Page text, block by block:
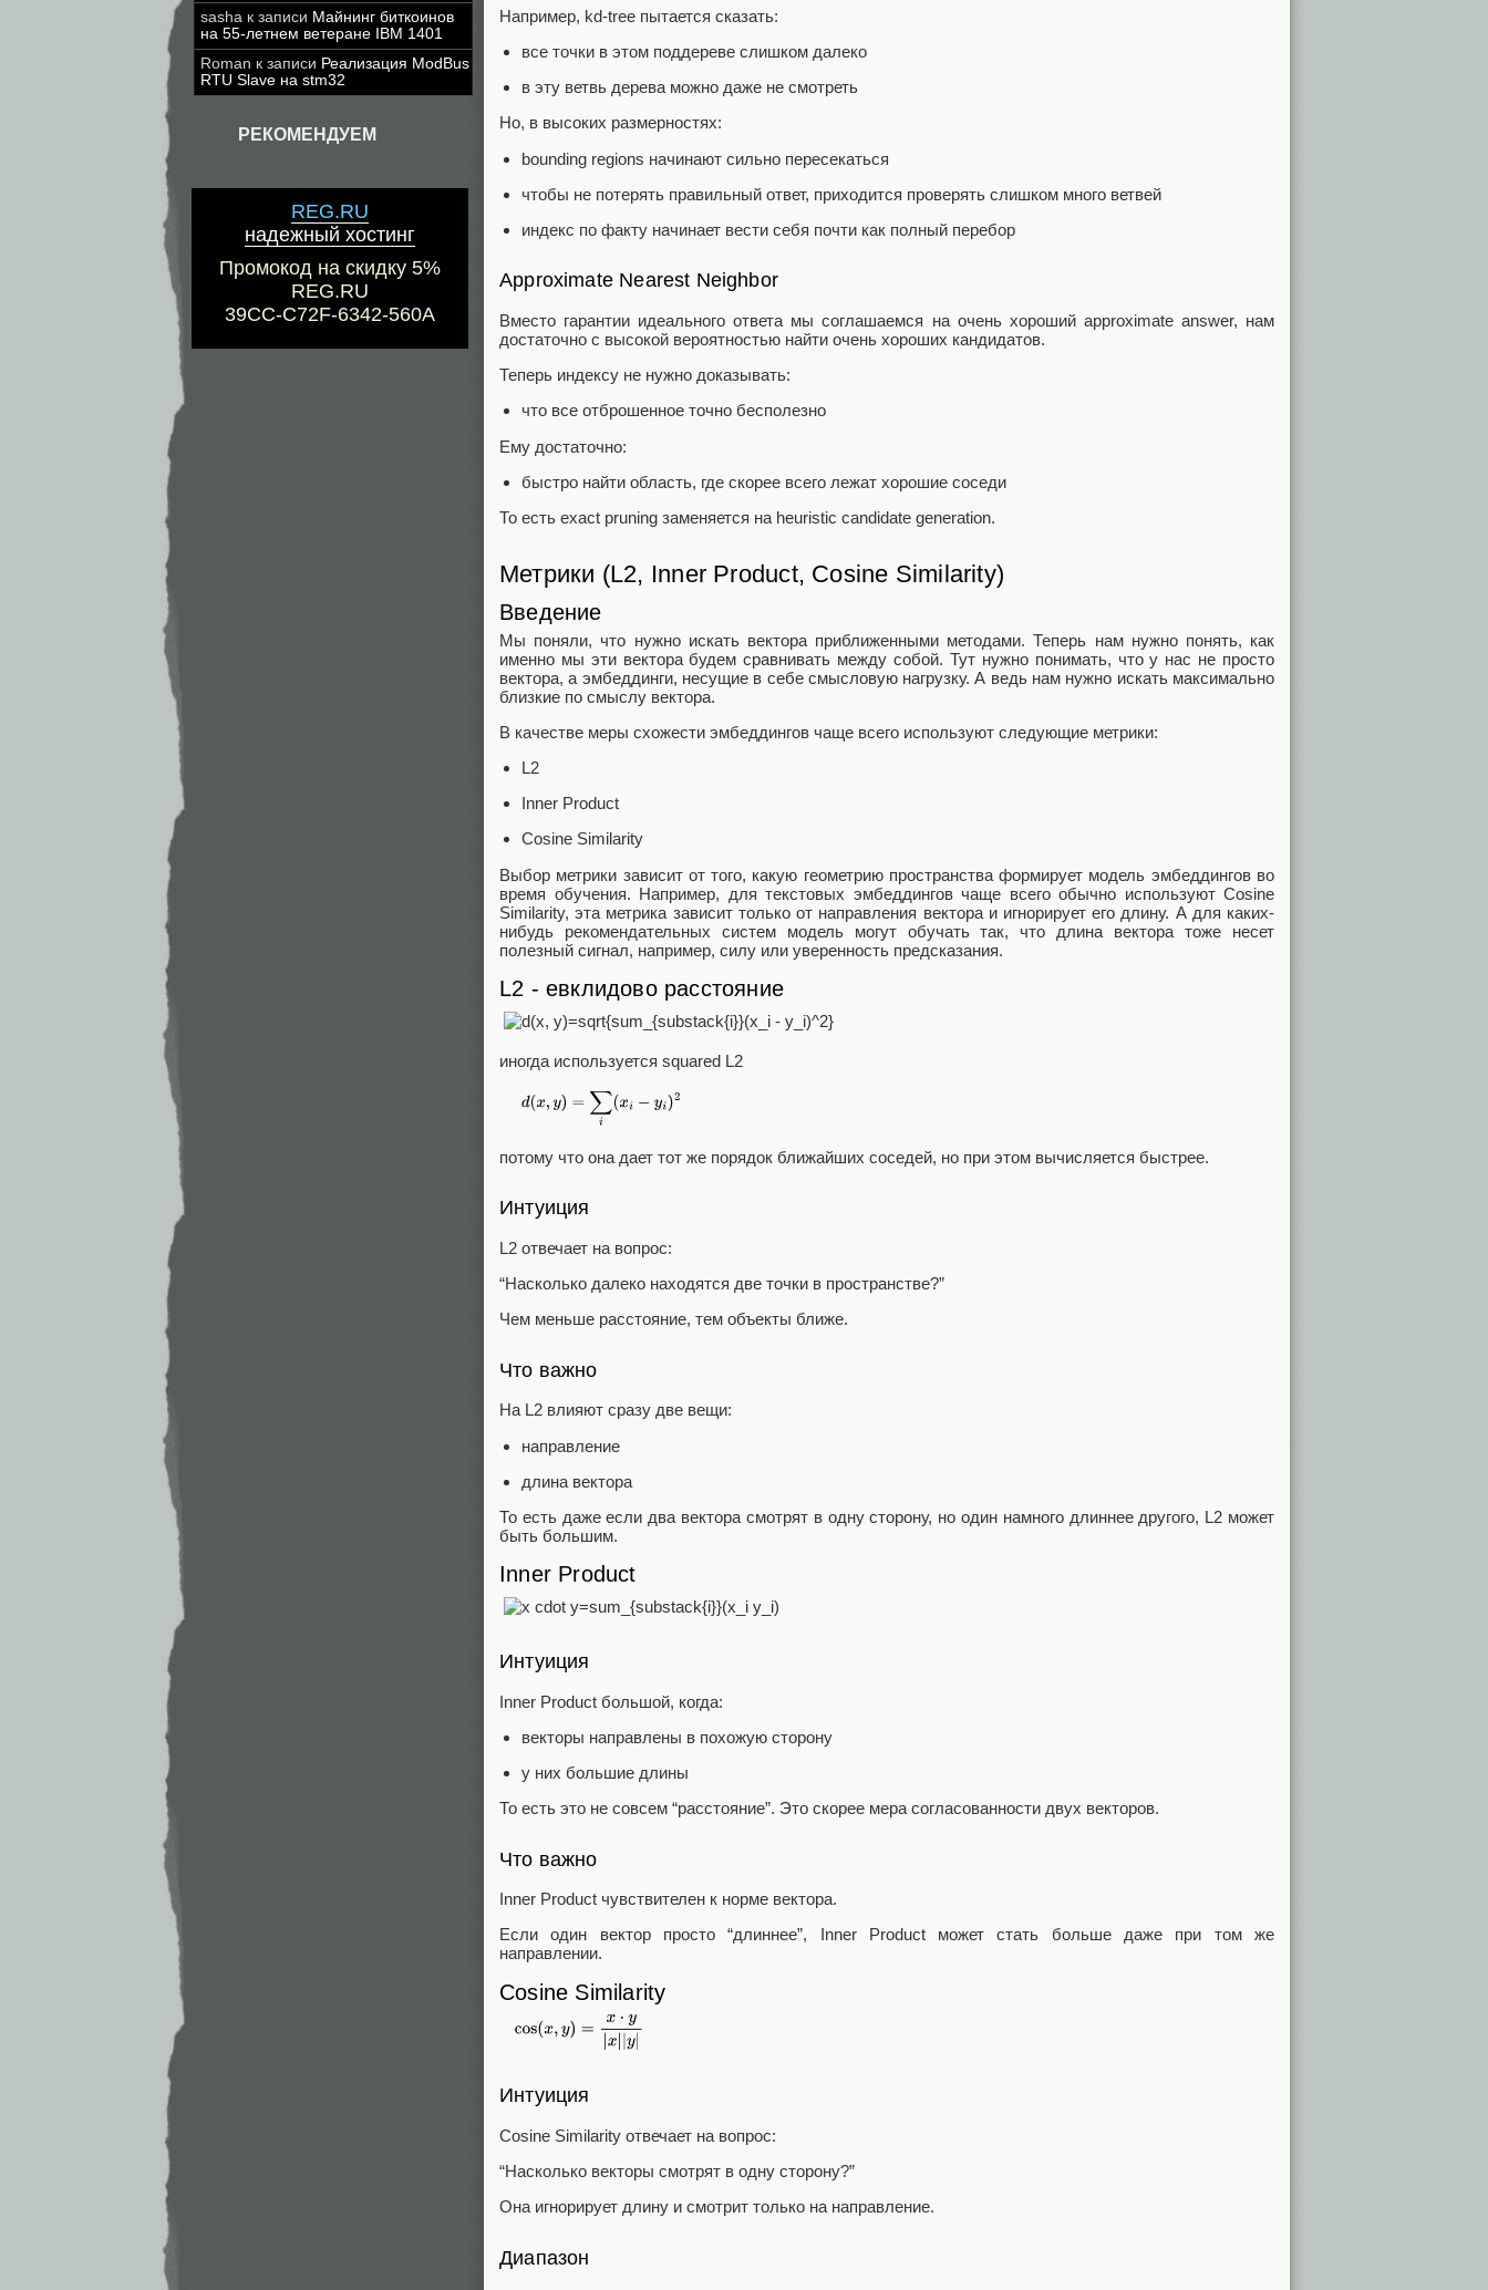
sasha к записи Майнинг биткоинов
на 55-летнем ветеране IBM 1401
Roman к записи Реализация ModBus
RTU Slave на stm32
РЕКОМЕНДУЕМ
REG.RU
надежный хостинг
Промокод на скидку 5%
REG.RU
39CC-C72F-6342-560A
Например, kd-tree пытается сказать:
все точки в этом поддереве слишком далеко
в эту ветвь дерева можно даже не смотреть
Но, в высоких размерностях:
bounding regions начинают сильно пересекаться
чтобы не потерять правильный ответ, приходится проверять слишком много ветвей
индекс по факту начинает вести себя почти как полный перебор
Approximate Nearest Neighbor
Вместо гарантии идеального ответа мы соглашаемся на очень хороший approximate answer, нам
достаточно с высокой вероятностью найти очень хороших кандидатов.
Теперь индексу не нужно доказывать:
что все отброшенное точно бесполезно
Ему достаточно:
быстро найти область, где скорее всего лежат хорошие соседи
То есть exact pruning заменяется на heuristic candidate generation.
Метрики (L2, Inner Product, Cosine Similarity)
Введение
Мы поняли, что нужно искать вектора приближенными методами. Теперь нам нужно понять, как
именно мы эти вектора будем сравнивать между собой. Тут нужно понимать, что у нас не просто
вектора, а эмбеддинги, несущие в себе смысловую нагрузку. А ведь нам нужно искать максимально
близкие по смыслу вектора.
В качестве меры схожести эмбеддингов чаще всего используют следующие метрики:
L2
Inner Product
Cosine Similarity
Выбор метрики зависит от того, какую геометрию пространства формирует модель эмбеддингов во
время обучения. Например, для текстовых эмбеддингов чаще всего обычно используют Cosine
Similarity, эта метрика зависит только от направления вектора и игнорирует его длину. А для каких-
нибудь рекомендательных систем модель могут обучать так, что длина вектора тоже несет
полезный сигнал, например, силу или уверенность предсказания.
L2 - евклидово расстояние
иногда используется squared L2
потому что она дает тот же порядок ближайших соседей, но при этом вычисляется быстрее.
​Интуиция
L2 отвечает на вопрос:
“Насколько далеко находятся две точки в пространстве?”
Чем меньше расстояние, тем объекты ближе.
Что важно
На L2 влияют сразу две вещи:
направление
длина вектора
То есть даже если два вектора смотрят в одну сторону, но один намного длиннее другого, L2 может
быть большим.
Inner Product
Интуиция
Inner Product большой, когда:
векторы направлены в похожую сторону
у них большие длины
То есть это не совсем “расстояние”. Это скорее мера согласованности двух векторов.
Что важно
Inner Product чувствителен к норме вектора.
Если один вектор просто “длиннее”, Inner Product может стать больше даже при том же
направлении.
Cosine Similarity
Интуиция
Cosine Similarity отвечает на вопрос:
“Насколько векторы смотрят в одну сторону?”
Она игнорирует длину и смотрит только на направление.
Диапазон